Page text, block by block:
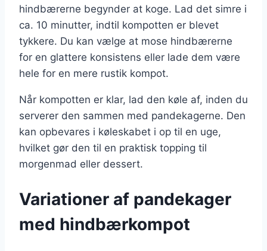
hindbærerne begynder at koge. Lad det simre i
ca. 10 minutter, indtil kompotten er blevet
tykkere. Du kan vælge at mose hindbærerne
for en glattere konsistens eller lade dem være
hele for en mere rustik kompot.
Når kompotten er klar, lad den køle af, inden du
serverer den sammen med pandekagerne. Den
kan opbevares i køleskabet i op til en uge,
hvilket gør den til en praktisk topping til
morgenmad eller dessert.
Variationer af pandekager
med hindbærkompot